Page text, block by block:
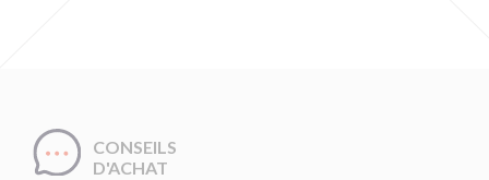
CONSEILS
D'ACHAT